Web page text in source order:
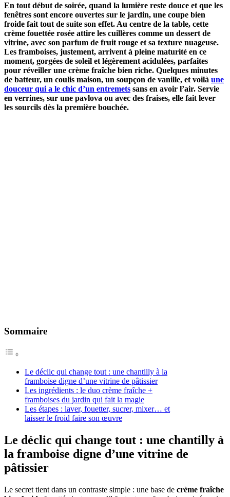
En tout début de soirée, quand la lumière reste douce et que les
fenêtres sont encore ouvertes sur le jardin, une coupe bien
froide fait tout de suite son effet. Au centre de la table, cette
crème fouettée rosée attire les cuillères comme un dessert de
vitrine, avec son parfum de fruit rouge et sa texture nuageuse.
Les framboises, justement, arrivent à pleine maturité en ce
moment, gorgées de soleil et légèrement acidulées, parfaites
pour réveiller une crème fraîche bien riche. Quelques minutes
de batteur, un coulis maison, un soupçon de vanille, et voilà une
douceur qui a le chic d’un entremets sans en avoir l’air. Servie
en verrines, sur une pavlova ou avec des fraises, elle fait lever
les sourcils dès la première bouchée.
Sommaire
Le déclic qui change tout : une chantilly à la
framboise digne d’une vitrine de pâtissier
Les ingrédients : le duo crème fraîche +
framboises du jardin qui fait la magie
Les étapes : laver, fouetter, sucrer, mixer… et
laisser le froid faire son œuvre
Le déclic qui change tout : une chantilly à
la framboise digne d’une vitrine de
pâtissier
Le secret tient dans un contraste simple : une base de crème fraîche